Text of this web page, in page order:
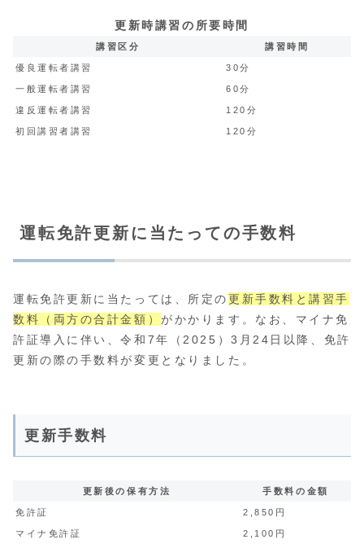
更新時講習の所要時間
講習区分 講習時間
優良運転者講習 30分
一般運転者講習 60分
違反運転者講習 120分
初回講習者講習 120分
運転免許更新に当たっての手数料
運転免許更新に当たっては、所定の更新手数料と講習手
数料（両方の合計金額） がかかります。なお、マイナ免
許証導入に伴い、令和7年（2025）3月24日以降、免許
更新の際の手数料が変更となりました。
更新手数料
更新後の保有方法 手数料の金額
免許証 2,850円
マイナ免許証 2,100円